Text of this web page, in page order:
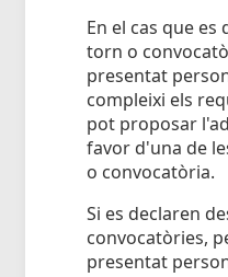
En el cas que
torn o
presentat
compleixi els
pot proposar
favor d'una de
o convocatòria.
Si es declaren
convocatòries,
presentat